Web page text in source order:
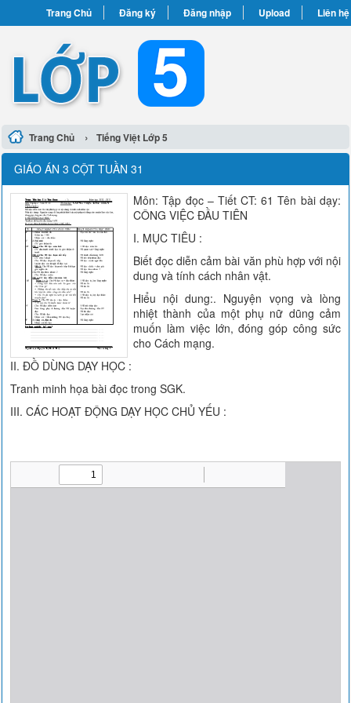
Trang Chủ Đăng ký Đăng nhập Upload Liên hệ
Trang Chủ › Tiếng Việt Lớp 5
GIÁO ÁN 3 CỘT TUẦN 31
Môn: Tập đọc – Tiết CT: 61 Tên bài dạy:
CÔNG VIỆC ĐẦU TIÊN
I. MỤC TIÊU :
Biết đọc diễn cảm bài văn phù hợp với nội
dung và tính cách nhân vật.
Hiểu nội dung:. Nguyện vọng và lòng
nhiệt thành của một phụ nữ dũng cảm
muốn làm việc lớn, đóng góp công sức
cho Cách mạng.
II. ĐỒ DÙNG DẠY HỌC :
Tranh minh họa bài đọc trong SGK.
III. CÁC HOẠT ĐỘNG DẠY HỌC CHỦ YẾU :